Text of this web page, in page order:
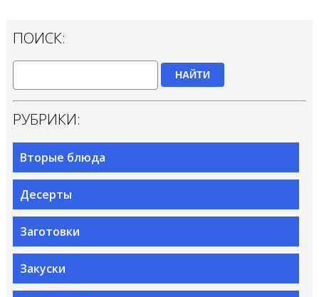
ПОИСК:
НАЙТИ
РУБРИКИ:
Вторые блюда
Десерты
Заготовки
Закуски